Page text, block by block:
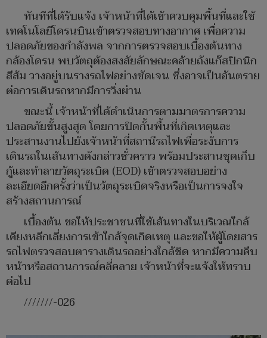
ทันทีที่ได้รับแจ้ง เจ้าหน้าที่ได้เข้าควบคุมพื้นที่และใช้
เทคโนโลยีโดรนบินเข้าตรวจสอบทางอากาศ เพื่อความ
ปลอดภัยของกำลังพล จากการตรวจสอบเบื้องต้นทาง
กล้องโดรน พบวัตถุต้องสงสัยลักษณะคล้ายถังแก๊สปิกนิก
สีส้ม วางอยู่บนรางรถไฟอย่างชัดเจน ซึ่งอาจเป็นอันตราย
ต่อการเดินรถหากมีการวิ่งผ่าน
ขณะนี้ เจ้าหน้าที่ได้ดำเนินการตามมาตรการความ
ปลอดภัยขั้นสูงสุด โดยการปิดกั้นพื้นที่เกิดเหตุและ
ประสานงานไปยังเจ้าหน้าที่สถานีรถไฟเพื่อระงับการ
เดินรถในเส้นทางดังกล่าวชั่วคราว พร้อมประสานชุดเก็บ
กู้และทำลายวัตถุระเบิด (EOD) เข้าตรวจสอบอย่าง
ละเอียดอีกครั้งว่าเป็นวัตถุระเบิดจริงหรือเป็นการจงใจ
สร้างสถานการณ์
เบื้องต้น ขอให้ประชาชนที่ใช้เส้นทางในบริเวณใกล้
เคียงหลีกเลี่ยงการเข้าใกล้จุดเกิดเหตุ และขอให้ผู้โดยสาร
รถไฟตรวจสอบตารางเดินรถอย่างใกล้ชิด หากมีความคืบ
หน้าหรือสถานการณ์คลี่คลาย เจ้าหน้าที่จะแจ้งให้ทราบ
ต่อไป
///////-026